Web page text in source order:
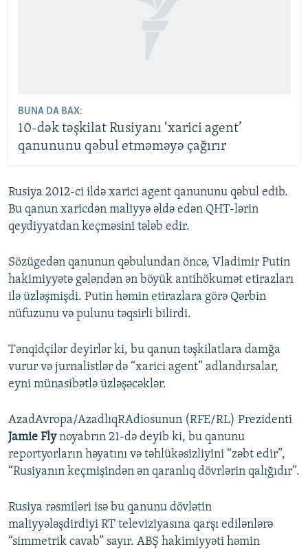
BUNA DA BAX:
10-dək təşkilat Rusiyanı ‘xarici agent’
qanununu qəbul etməməyə çağırır
Rusiya 2012-ci ildə xarici agent qanununu qəbul edib.
Bu qanun xaricdən maliyyə əldə edən QHT-lərin
qeydiyyatdan keçməsini tələb edir.
Sözügedən qanunun qəbulundan öncə, Vladimir Putin
hakimiyyətə gələndən ən böyük antihökumət etirazları
ilə üzləşmişdi. Putin həmin etirazlara görə Qərbin
nüfuzunu və pulunu təqsirli bilirdi.
Tənqidçilər deyirlər ki, bu qanun təşkilatlara damğa
vurur və jurnalistlər də “xarici agent” adlandırsalar,
eyni münasibətlə üzləşəcəklər.
AzadAvropa/AzadlıqRAdiosunun (RFE/RL) Prezidenti
Jamie Flynoyabrın 21-də deyib ki, bu qanunu
reportyorların həyatını və təhlükəsizliyini “zəbt edir”,
“Rusiyanın keçmişindən ən qaranlıq dövrlərin qalığıdır”.
Rusiya rəsmiləri isə bu qanunu dövlətin
maliyyələşdirdiyi RT televiziyasına qarşı edilənlərə
“simmetrik cavab” sayır. ABŞ hakimiyyəti həmin